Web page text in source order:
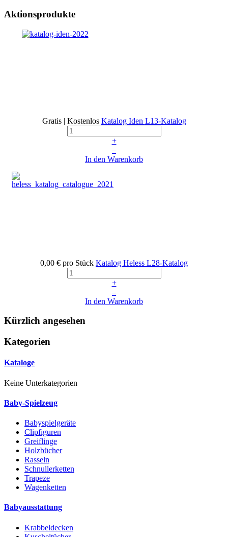
Aktionsprodukte
Gratis | Kostenlos Katalog Iden L13-Katalog
+
–
In den Warenkorb
0,00 € pro Stück Katalog Heless L28-Katalog
+
–
In den Warenkorb
Kürzlich angesehen
Kategorien
Kataloge
Keine Unterkategorien
Baby-Spielzeug
Babyspielgeräte
Clipfiguren
Greiflinge
Holzbücher
Rasseln
Schnullerketten
Trapeze
Wagenketten
Babyausstattung
Krabbeldecken